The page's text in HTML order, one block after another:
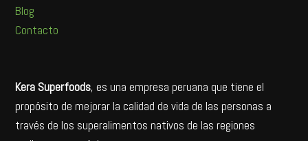
Blog
Contacto
Kera Superfoods, es una empresa peruana que tiene el
propósito de mejorar la calidad de vida de las personas a
través de los superalimentos nativos de las regiones